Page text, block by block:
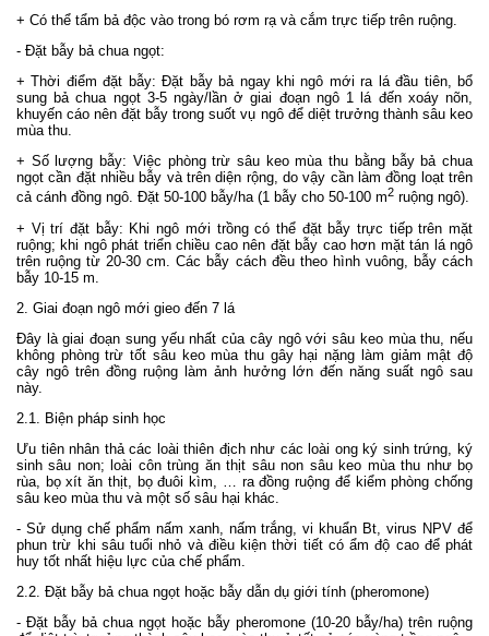
+ Có thể tẩm bả độc vào trong bó rơm rạ và cắm trực tiếp trên ruộng.
- Đặt bẫy bả chua ngọt:
+ Thời điểm đặt bẫy: Đặt bẫy bả ngay khi ngô mới ra lá đầu tiên, bổ
sung bả chua ngọt 3-5 ngày/lần ở giai đoạn ngô 1 lá đến xoáy nõn,
khuyến cáo nên đặt bẫy trong suốt vụ ngô để diệt trưởng thành sâu keo
mùa thu.
+ Số lượng bẫy: Việc phòng trừ sâu keo mùa thu bằng bẫy bả chua
ngọt cần đặt nhiều bẫy và trên diện rộng, do vậy cần làm đồng loạt trên
cả cánh đồng ngô. Đặt 50-100 bẫy/ha (1 bẫy cho 50-100 m2 ruộng ngô).
+ Vị trí đặt bẫy: Khi ngô mới trồng có thể đặt bẫy trực tiếp trên mặt
ruộng; khi ngô phát triển chiều cao nên đặt bẫy cao hơn mặt tán lá ngô
trên ruộng từ 20-30 cm. Các bẫy cách đều theo hình vuông, bẫy cách
bẫy 10-15 m.
2. Giai đoạn ngô mới gieo đến 7 lá
Đây là giai đoạn sung yếu nhất của cây ngô với sâu keo mùa thu, nếu
không phòng trừ tốt sâu keo mùa thu gây hại nặng làm giảm mật độ
cây ngô trên đồng ruộng làm ảnh hưởng lớn đến năng suất ngô sau
này.
2.1. Biện pháp sinh học
Ưu tiên nhân thả các loài thiên địch như các loài ong ký sinh trứng, ký
sinh sâu non; loài côn trùng ăn thịt sâu non sâu keo mùa thu như bọ
rùa, bọ xít ăn thịt, bọ đuôi kìm, … ra đồng ruộng để kiểm phòng chống
sâu keo mùa thu và một số sâu hại khác.
- Sử dụng chế phẩm nấm xanh, nấm trắng, vi khuẩn Bt, virus NPV để
phun trừ khi sâu tuổi nhỏ và điều kiện thời tiết có ẩm độ cao để phát
huy tốt nhất hiệu lực của chế phẩm.
2.2. Đặt bẫy bả chua ngọt hoặc bẫy dẫn dụ giới tính (pheromone)
- Đặt bẫy bả chua ngọt hoặc bẫy pheromone (10-20 bẫy/ha) trên ruộng